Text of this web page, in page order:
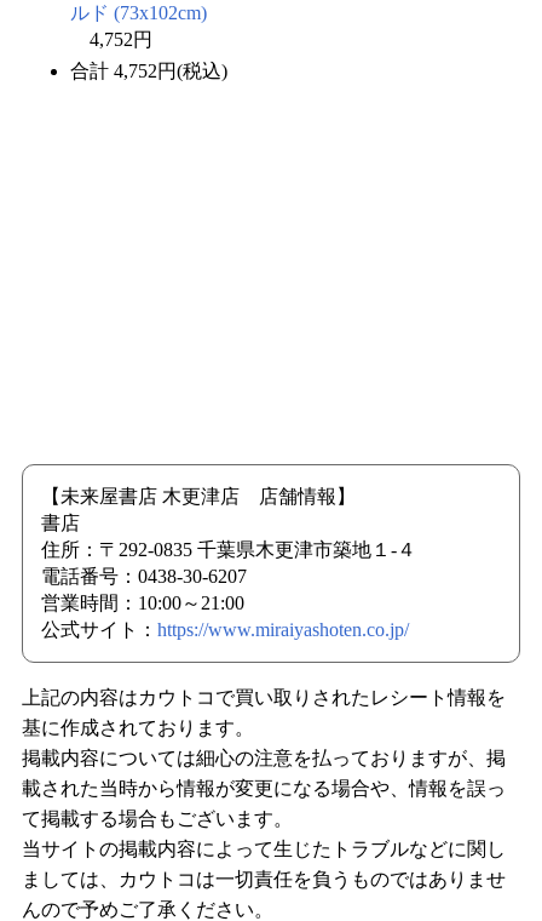
ルド (73x102cm)
4,752円
合計 4,752円(税込)
【未来屋書店 木更津店 店舗情報】
書店
住所：〒292-0835 千葉県木更津市築地１-４
電話番号：0438-30-6207
営業時間：10:00～21:00
公式サイト： https://www.miraiyashoten.co.jp/
上記の内容はカウトコで買い取りされたレシート情報を
基に作成されております。
掲載内容については細心の注意を払っておりますが、掲
載された当時から情報が変更になる場合や、情報を誤っ
て掲載する場合もございます。
当サイトの掲載内容によって生じたトラブルなどに関し
ましては、カウトコは一切責任を負うものではありませ
んので予めご了承ください。